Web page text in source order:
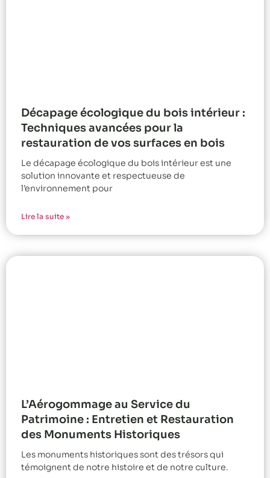
Décapage écologique du bois intérieur :
Techniques avancées pour la
restauration de vos surfaces en bois
Le décapage écologique du bois intérieur est une
solution innovante et respectueuse de
l’environnement pour
Lire la suite »
L’Aérogommage au Service du
Patrimoine : Entretien et Restauration
des Monuments Historiques
Les monuments historiques sont des trésors qui
témoignent de notre histoire et de notre culture.